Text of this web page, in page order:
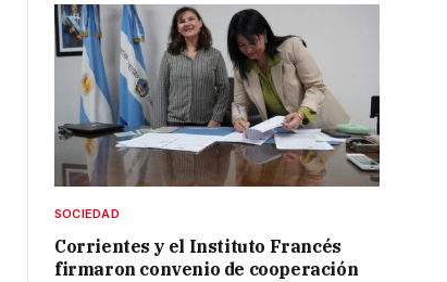
SOCIEDAD
Corrientes y el Instituto Francés
firmaron convenio de cooperación